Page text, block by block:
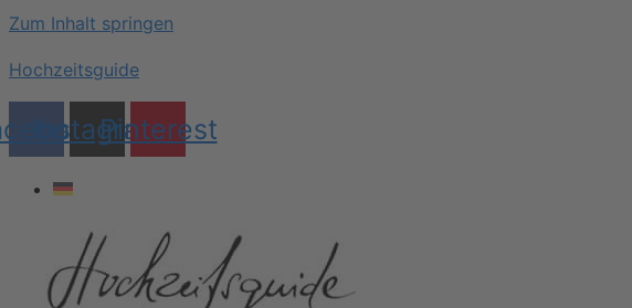
Zum Inhalt springen
Hochzeitsguide
Instagram
Pinterest